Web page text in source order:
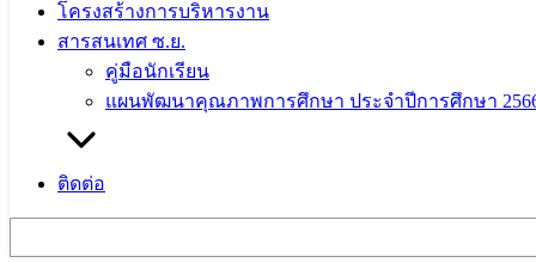
โครงสร้างการบริหารงาน
สารสนเทศ ซ.ย.
คู่มือนักเรียน
แผนพัฒนาคุณภาพการศึกษา ประจำปีการศึกษา 2566
ติดต่อ